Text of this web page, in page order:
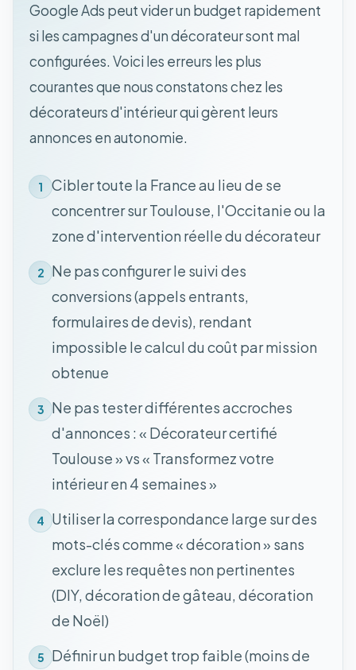
Google Ads peut vider un budget rapidement
si les campagnes d'un décorateur sont mal
configurées. Voici les erreurs les plus
courantes que nous constatons chez les
décorateurs d'intérieur qui gèrent leurs
annonces en autonomie.
1
Cibler toute la France au lieu de se
concentrer sur Toulouse, l'Occitanie ou la
zone d'intervention réelle du décorateur
2 Ne pas configurer le suivi des
conversions (appels entrants,
formulaires de devis), rendant
impossible le calcul du coût par mission
obtenue
3 Ne pas tester différentes accroches
d'annonces : « Décorateur certifié
Toulouse » vs « Transformez votre
intérieur en 4 semaines »
4 Utiliser la correspondance large sur des
mots-clés comme « décoration » sans
exclure les requêtes non pertinentes
(DIY, décoration de gâteau, décoration
de Noël)
5 Définir un budget trop faible (moins de